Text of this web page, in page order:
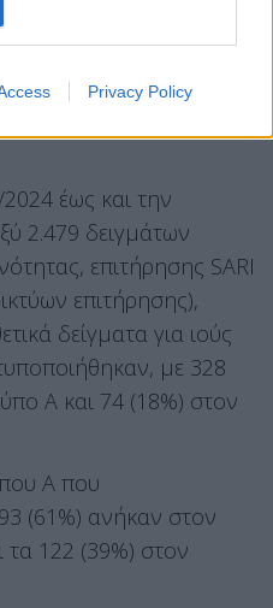
Privacy Policy
γρίπη. Από την
εβδομάδα 07/2025, οι
σε σοβαρά περιστατικά
έως και την
2.479 δειγμάτων
επιτήρησης SARI
επιτήρησης),
δείγματα για ιούς
με 328
Α και 74 (18%) στον
Α που
(61%) ανήκαν στον
122 (39%) στον